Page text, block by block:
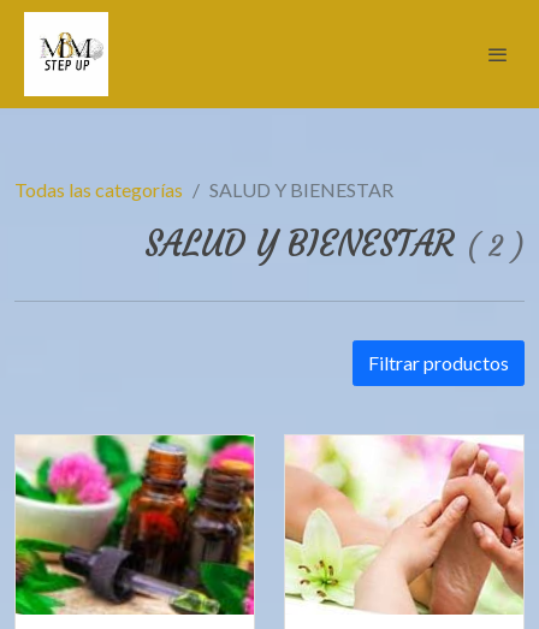
Todas las categorías SALUD Y BIENESTAR
SALUD Y BIENESTAR ( 2 )
Filtrar productos